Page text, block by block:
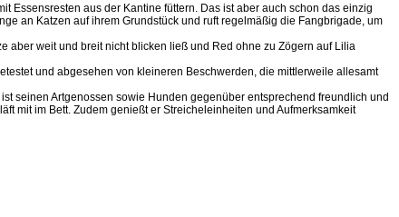
Essensresten aus der Kantine füttern. Das ist aber auch schon das einzig
an Katzen auf ihrem Grundstück und ruft regelmäßig die Fangbrigade, um
aber weit und breit nicht blicken ließ und Red ohne zu Zögern auf Lilia
und abgesehen von kleineren Beschwerden, die mittlerweile allesamt
seinen Artgenossen sowie Hunden gegenüber entsprechend freundlich und
mit im Bett. Zudem genießt er Streicheleinheiten und Aufmerksamkeit